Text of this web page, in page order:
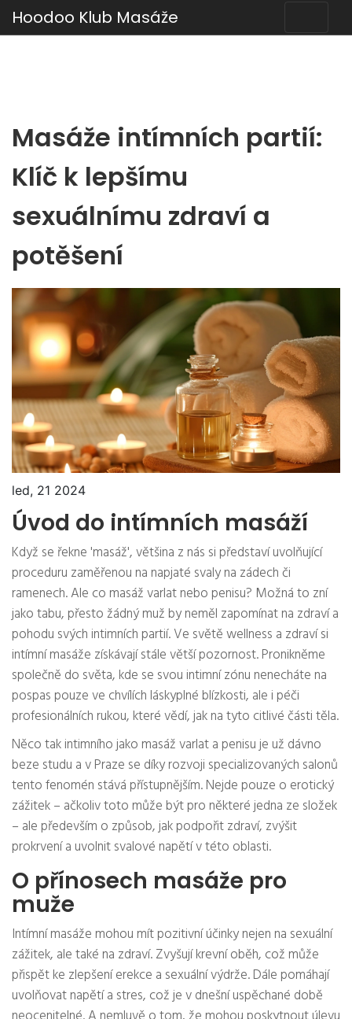
Hoodoo Klub Masáže
Masáže intímních partií:
Klíč k lepšímu
sexuálnímu zdraví a
potěšení
led, 21 2024
Úvod do intímních masáží
Když se řekne 'masáž', většina z nás si představí uvolňující
proceduru zaměřenou na napjaté svaly na zádech či
ramenech. Ale co masáž varlat nebo penisu? Možná to zní
jako tabu, přesto žádný muž by neměl zapomínat na zdraví a
pohodu svých intimních partií. Ve světě wellness a zdraví si
intímní masáže získávají stále větší pozornost. Pronikněme
společně do světa, kde se svou intimní zónu nenecháte na
pospas pouze ve chvílích láskyplné blízkosti, ale i péči
profesionálních rukou, které vědí, jak na tyto citlivé části těla.
Něco tak intimního jako masáž varlat a penisu je už dávno
beze studu a v Praze se díky rozvoji specializovaných salonů
tento fenomén stává přístupnějším. Nejde pouze o erotický
zážitek – ačkoliv toto může být pro některé jedna ze složek
– ale především o způsob, jak podpořit zdraví, zvýšit
prokrvení a uvolnit svalové napětí v této oblasti.
O přínosech masáže pro
muže
Intímní masáže mohou mít pozitivní účinky nejen na sexuální
zážitek, ale také na zdraví. Zvyšují krevní oběh, což může
přispět ke zlepšení erekce a sexuální výdrže. Dále pomáhají
uvolňovat napětí a stres, což je v dnešní uspěchané době